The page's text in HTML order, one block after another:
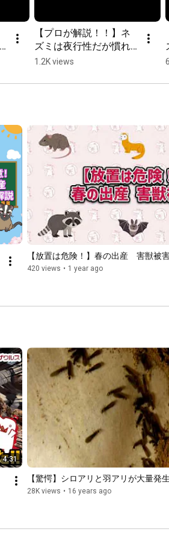
【プロが解説！！】ネ
ズミは夜行性だが慣れ
てくると...
1.2K views
【放置は危険！】春の出産　害獣被
420 views • 1 year ago
4:31
【驚愕】シロアリと羽アリが大量発生
28K views • 16 years ago